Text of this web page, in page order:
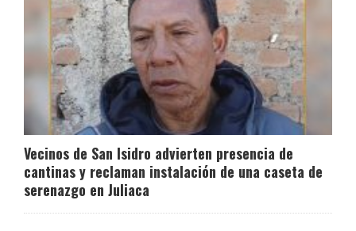
Vecinos de San Isidro advierten presencia de
cantinas y reclaman instalación de una caseta de
serenazgo en Juliaca